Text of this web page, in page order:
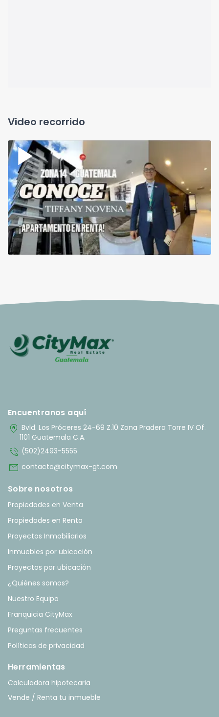
Video recorrido
Encuentranos aquí
home_pin Bvld. Los Próceres 24-69 Z.10 Zona Pradera Torre IV Of.
1101 Guatemala C.A.
phone_in_talk (502)2493-5555
mail contacto@citymax-gt.com
Sobre nosotros
Propiedades en Venta
Propiedades en Renta
Proyectos Inmobiliarios
Inmuebles por ubicación
Proyectos por ubicación
¿Quiénes somos?
Nuestro Equipo
Franquicia CityMax
Preguntas frecuentes
Políticas de privacidad
Herramientas
Calculadora hipotecaria
Vende / Renta tu inmueble